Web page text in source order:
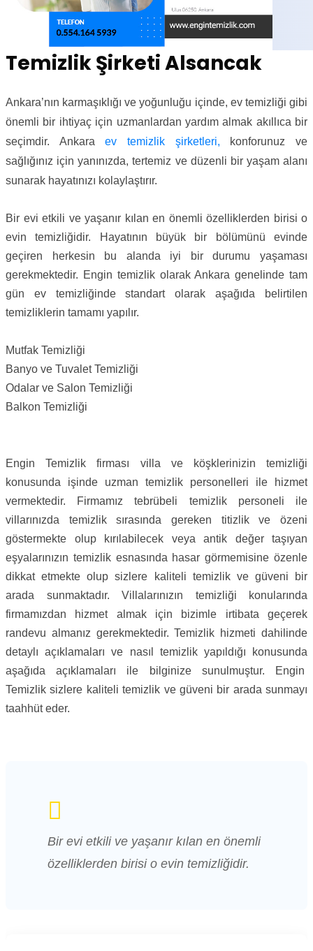
Temizlik Şirketi Alsancak
Ankara’nın karmaşıklığı ve yoğunluğu içinde, ev temizliği gibi
önemli bir ihtiyaç için uzmanlardan yardım almak akıllıca bir
seçimdir. Ankaraev temizlik şirketleri, konforunuz ve
sağlığınız için yanınızda, tertemiz ve düzenli bir yaşam alanı
sunarak hayatınızı kolaylaştırır.
Bir evi etkili ve yaşanır kılan en önemli özelliklerden birisi o
evin temizliğidir. Hayatının büyük bir bölümünü evinde
geçiren herkesin bu alanda iyi bir durumu yaşaması
gerekmektedir. Engin temizlik olarak Ankara genelinde tam
gün ev temizliğinde standart olarak aşağıda belirtilen
temizliklerin tamamı yapılır.
Mutfak Temizliği
Banyo ve Tuvalet Temizliği
Odalar ve Salon Temizliği
Balkon Temizliği
Engin Temizlik firması villa ve köşklerinizin temizliği
konusunda işinde uzman temizlik personelleri ile hizmet
vermektedir. Firmamız tebrübeli temizlik personeli ile
villarınızda temizlik sırasında gereken titizlik ve özeni
göstermekte olup kırılabilecek veya antik değer taşıyan
eşyalarınızın temizlik esnasında hasar görmemisine özenle
dikkat etmekte olup sizlere kaliteli temizlik ve güveni bir
arada sunmaktadır. Villalarınızın temizliği konularında
firmamızdan hizmet almak için bizimle irtibata geçerek
randevu almanız gerekmektedir. Temizlik hizmeti dahilinde
detaylı açıklamaları ve nasıl temizlik yapıldığı konusunda
aşağıda açıklamaları ile bilginize sunulmuştur. Engin
Temizlik sizlere kaliteli temizlik ve güveni bir arada sunmayı
taahhüt eder.
Bir evi etkili ve yaşanır kılan en önemli
özelliklerden birisi o evin temizliğidir.